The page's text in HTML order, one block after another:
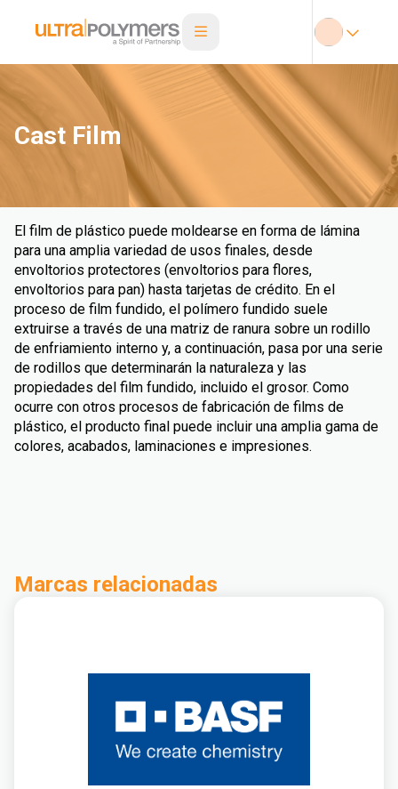
Cast Film
El film de plástico puede moldearse en forma de lámina
para una amplia variedad de usos finales, desde
envoltorios protectores (envoltorios para flores,
envoltorios para pan) hasta tarjetas de crédito. En el
proceso de film fundido, el polímero fundido suele
extruirse a través de una matriz de ranura sobre un rodillo
de enfriamiento interno y, a continuación, pasa por una serie
de rodillos que determinarán la naturaleza y las
propiedades del film fundido, incluido el grosor. Como
ocurre con otros procesos de fabricación de films de
plástico, el producto final puede incluir una amplia gama de
colores, acabados, laminaciones e impresiones.
Marcas relacionadas